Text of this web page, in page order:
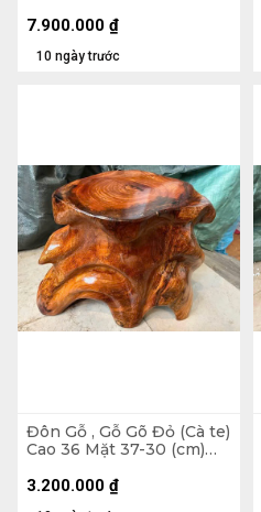
10 ngày trước
7.900.000 ₫
Đôn Gỗ , Gỗ Gõ Đỏ (Cà te)
Cao 36 Mặt 37-30 (cm)
3.200.000 ₫